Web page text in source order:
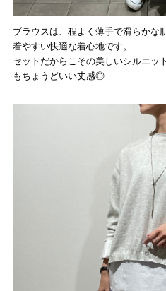
ブラウスは、程よく薄手で滑らかな
着やすい快適な着心地です。
セットだからこその美しいシルエッ
もちょうどいい丈感◎